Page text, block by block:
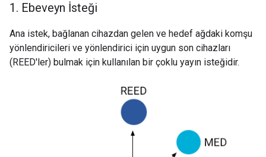
1 . Ebeveyn İsteği
Ana istek, bağlanan cihazdan gelen ve hedef ağdaki komşu
yönlendiricileri ve yönlendirici için uygun son cihazları
(REED'ler) bulmak için kullanılan bir çoklu yayın isteğidir.